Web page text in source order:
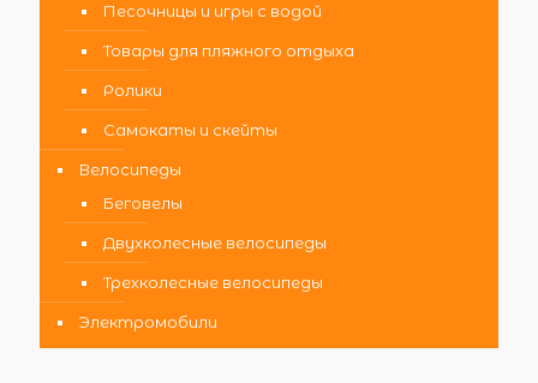
Песочницы и игры с водой
Товары для пляжного отдыха
Ролики
Самокаты и скейты
Велосипеды
Беговелы
Двухколесные велосипеды
Трехколесные велосипеды
Электромобили